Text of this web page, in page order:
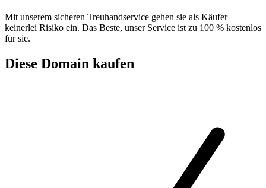
Mit unserem sicheren Treuhandservice gehen sie als Käufer
keinerlei Risiko ein. Das Beste, unser Service ist zu 100 % kostenlos
für sie.
Diese Domain kaufen